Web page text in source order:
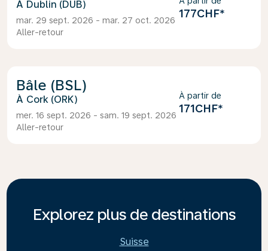
Dublin (DUB)
mar. 29 sept. 2026 - mar. 27 oct. 2026
Aller-retour
177CHF*
Bâle (BSL)
Cork (ORK)
mer. 16 sept. 2026 - sam. 19 sept. 2026
Aller-retour
À partir de
171CHF*
Explorez plus de destinations
Suisse